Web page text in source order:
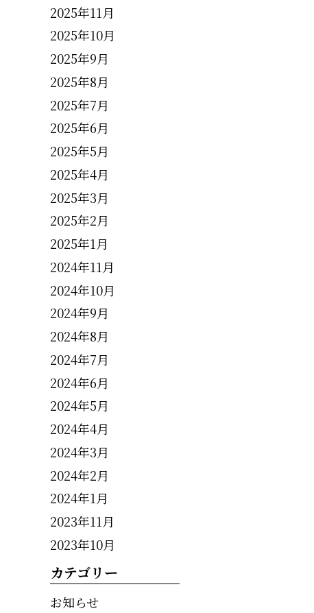
2025年11月
2025年10月
2025年9月
2025年8月
2025年7月
2025年6月
2025年5月
2025年4月
2025年3月
2025年2月
2025年1月
2024年11月
2024年10月
2024年9月
2024年8月
2024年7月
2024年6月
2024年5月
2024年4月
2024年3月
2024年2月
2024年1月
2023年11月
2023年10月
カテゴリー
お知らせ